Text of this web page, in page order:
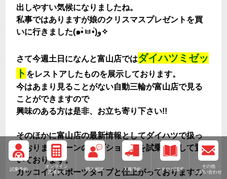
試乗予約
オンライン
見積もり
購入相談 入庫予約 カタログ請求
その他
お問い合わせ
出しやすい気候になりましたね。
私事ではありますが娘のクリスマスプレゼントを買
いに行きました(๑•̀ㅂ•́)و✧
さて今週土日になんと富山店ではダイハツミゼッ
ト をレストアしたものを展示しております。
今はあまり見ることがない自動三輪が富山店で見る
ことができますので
興味のある方は是非、お立ち寄り下さい!!
そのほかに富山店の最新情報としてダイハツで扱っ
ておりますブーンのオプション車を試乗車として置
いております。
カッコイイスポーツタイプと仕上がっておりますの